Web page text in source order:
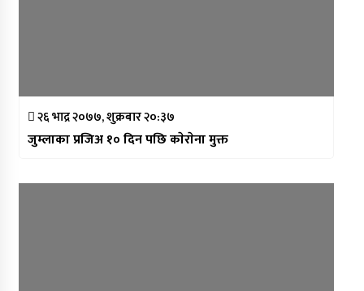
२६ भाद्र २०७७, शुक्रबार २०:३७
जुम्लाका प्रजिअ १० दिन पछि काेराेना मुक्त